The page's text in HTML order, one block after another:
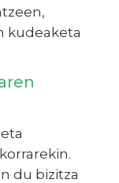
kudeaketa
du bizitza